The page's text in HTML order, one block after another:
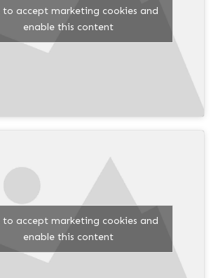
to accept marketing cookies and
enable this content
to accept marketing cookies and
enable this content